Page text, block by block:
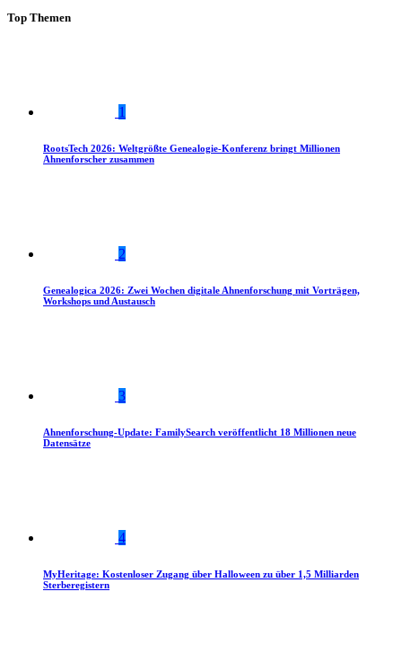
Top Themen
1
RootsTech 2026: Weltgrößte Genealogie-Konferenz bringt Millionen
Ahnenforscher zusammen
2
Genealogica 2026: Zwei Wochen digitale Ahnenforschung mit Vorträgen,
Workshops und Austausch
3
Ahnenforschung-Update: FamilySearch veröffentlicht 18 Millionen neue
Datensätze
4
MyHeritage: Kostenloser Zugang über Halloween zu über 1,5 Milliarden
Sterberegistern